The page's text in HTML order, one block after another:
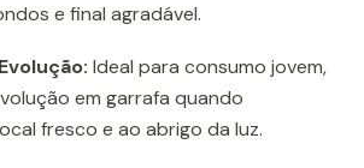
e final agradável.
Ideal para consumo jovem,
em garrafa quando
fresco e ao abrigo da luz.